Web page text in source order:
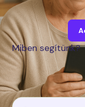
Miben segítünk?